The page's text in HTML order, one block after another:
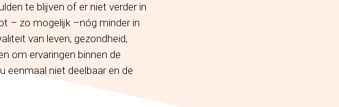
te blijven of er niet verder in
– zo mogelijk –nóg minder in
van leven, gezondheid,
om ervaringen binnen de
eenmaal niet deelbaar en de